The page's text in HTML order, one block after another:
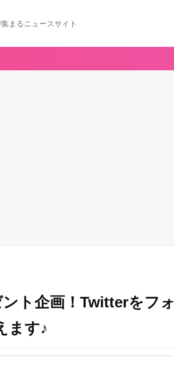
まるニュースサイト
ント企画！Twitterをフォ
ます♪